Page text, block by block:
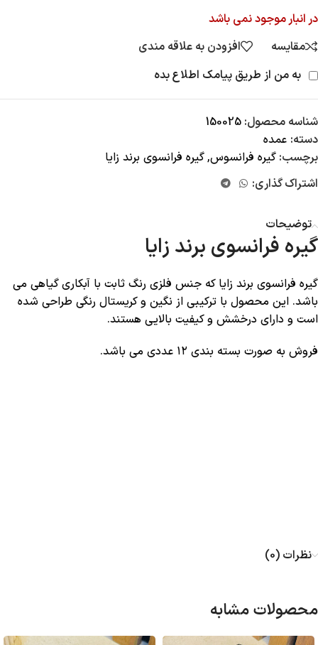
در انبار موجود نمی باشد
مقایسه
افزودن به علاقه مندی
به من از طریق پیامک اطلاع بده
شناسه محصول: 150025
دسته: عمده
برچسب: گیره فرانسوس,گیره فرانسوی برند زایا
اشتراک گذاری:
توضیحات
گیره فرانسوی برند زایا
گیره فرانسوی برند زایا که جنس فلزی رنگ ثابت با آبکاری گیاهی می
باشد. این محصول با ترکیبی از نگین و کریستال رنگی طراحی شده
است و دارای درخشش و کیفیت بالایی هستند.
فروش به صورت بسته بندی ۱۲ عددی می باشد.
نظرات (0)
محصولات مشابه